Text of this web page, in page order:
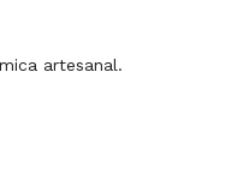
artesanal.